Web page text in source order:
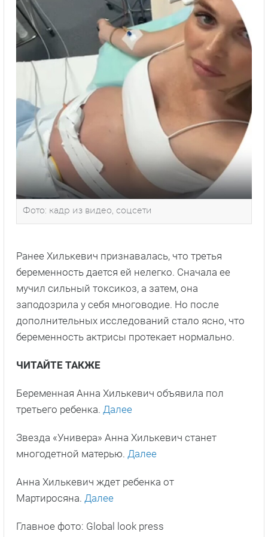
Фото: кадр из видео, соцсети
Ранее Хилькевич признавалась, что третья
беременность дается ей нелегко. Сначала ее
мучил сильный токсикоз, а затем, она
заподозрила у себя многоводие. Но после
дополнительных исследований стало ясно, что
беременность актрисы протекает нормально.
ЧИТАЙТЕ ТАКЖЕ
Беременная Анна Хилькевич объявила пол
третьего ребенка. Далее
Звезда «Универа» Анна Хилькевич станет
многодетной матерью. Далее
Анна Хилькевич ждет ребенка от
Мартиросяна. Далее
Главное фото: Global look press